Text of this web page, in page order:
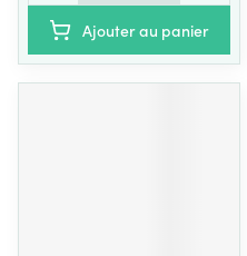
Ajouter au panier